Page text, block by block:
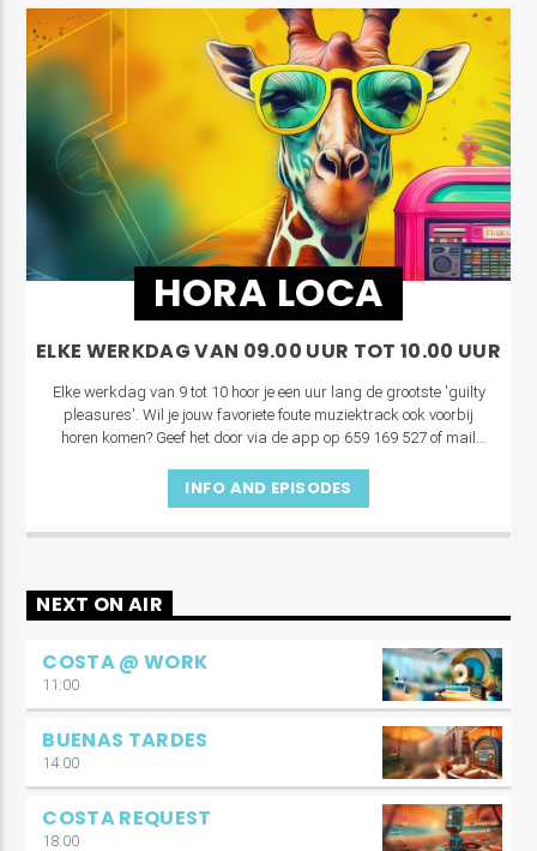
HORA LOCA
ELKE WERKDAG VAN 09.00 UUR TOT 10.00 UUR
Elke werkdag van 9 tot 10 hoor je een uur lang de grootste 'guilty
pleasures'. Wil je jouw favoriete foute muziektrack ook voorbij
horen komen? Geef het door via de app op 659 169 527 of mail
INFO AND EPISODES
NEXT ON AIR
COSTA @ WORK
11:00
BUENAS TARDES
14:00
COSTA REQUEST
18:00